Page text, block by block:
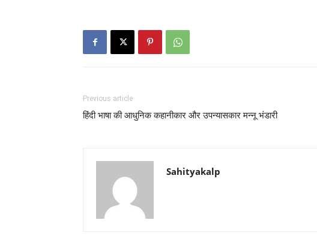
Previous article
हिंदी भाषा की आधुनिक कहानीकार और उपन्यासकार मन्नू भंडारी
Sahityakalp